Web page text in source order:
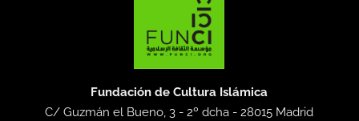
Fundación de Cultura Islámica
C/ Guzmán el Bueno, 3 - 2º dcha -28015 Madrid